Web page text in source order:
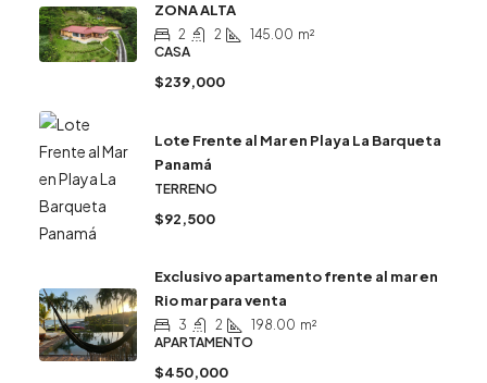
ZONA ALTA
2 2 145.00 m²
CASA
$239,000
Lote Frente al Mar en Playa La Barqueta
Panamá
TERRENO
$92,500
Exclusivo apartamento frente al mar en
Rio mar para venta
3 2 198.00 m²
APARTAMENTO
$450,000